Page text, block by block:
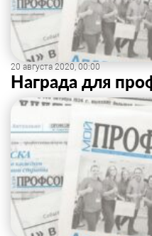
20 августа 2020, 00:00
Награда для